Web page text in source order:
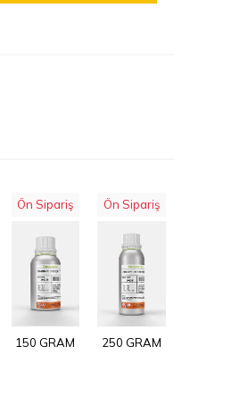
Ön Sipariş
150 GRAM
Ön Sipariş
250 GRAM